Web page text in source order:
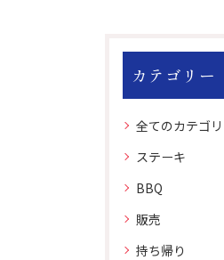
カテゴリー
全てのカテゴ
ステーキ
BBQ
販売
持ち帰り